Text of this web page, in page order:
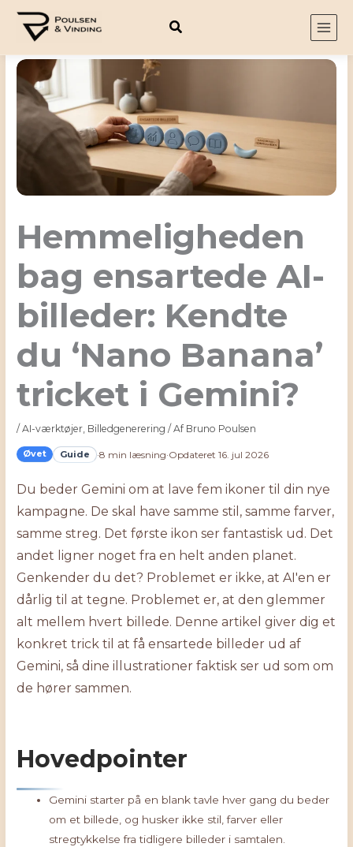
Hemmeligheden
bag ensartede AI-
billeder: Kendte
du ‘Nano Banana’
tricket i Gemini?
/AI-værktøjer Billedgenerering / Af Bruno Poulsen
Øvet Guide ·8 min læsning·Opdateret 16. jul 2026
Du beder Gemini om at lave fem ikoner til din nye
kampagne. De skal have samme stil, samme farver,
samme streg. Det første ikon ser fantastisk ud. Det
andet ligner noget fra en helt anden planet.
Genkender du det? Problemet er ikke, at AI'en er
dårlig til at tegne. Problemet er, at den glemmer
alt mellem hvert billede. Denne artikel giver dig et
konkret trick til at få ensartede billeder ud af
Gemini, så dine illustrationer faktisk ser ud som om
de hører sammen.
Hovedpointer
Gemini starter på en blank tavle hver gang du beder
om et billede, og husker ikke stil, farver eller
stregtykkelse fra tidligere billeder i samtalen.